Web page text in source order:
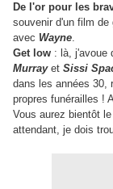
De l'or pour les
souvenir d'un film de
avec Wayne.
Get low : là, j'avoue
Murray et Sissi
dans les années 30,
propres funérailles !
Vous aurez bientôt
attendant, je dois